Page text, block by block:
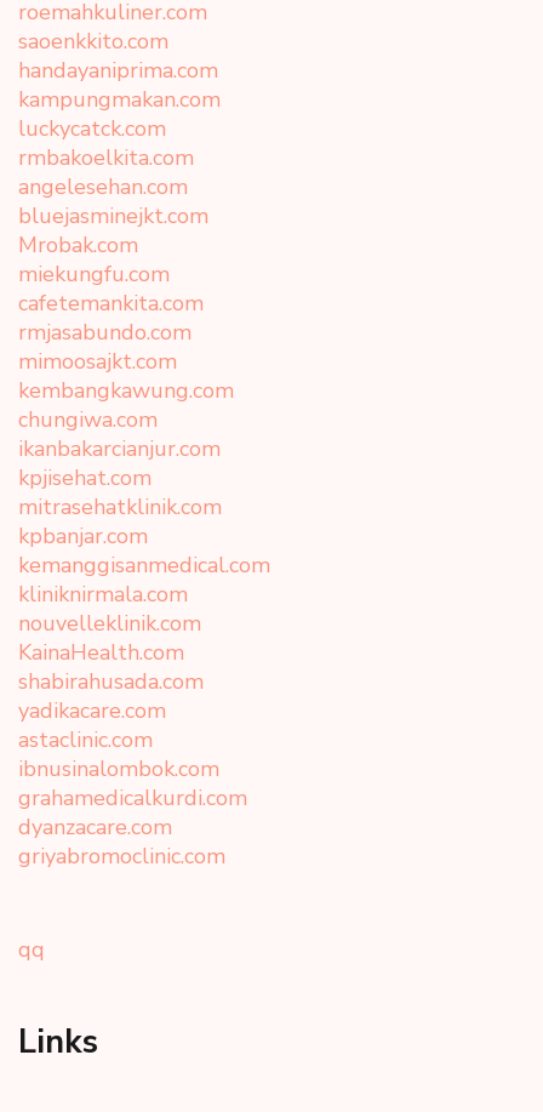
roemahkuliner.com
saoenkkito.com
handayaniprima.com
kampungmakan.com
luckycatck.com
rmbakoelkita.com
angelesehan.com
bluejasminejkt.com
Mrobak.com
miekungfu.com
cafetemankita.com
rmjasabundo.com
mimoosajkt.com
kembangkawung.com
chungiwa.com
ikanbakarcianjur.com
kpjisehat.com
mitrasehatklinik.com
kpbanjar.com
kemanggisanmedical.com
kliniknirmala.com
nouvelleklinik.com
KainaHealth.com
shabirahusada.com
yadikacare.com
astaclinic.com
ibnusinalombok.com
grahamedicalkurdi.com
dyanzacare.com
griyabromoclinic.com
qq
Links